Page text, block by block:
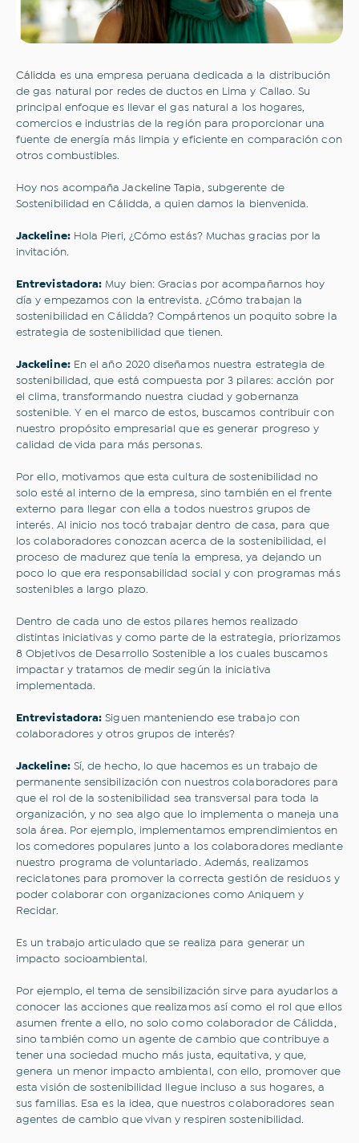
Cálidda es una empresa peruana dedicada a la distribución
de gas natural por redes de ductos en Lima y Callao. Su
principal enfoque es llevar el gas natural a los hogares,
comercios e industrias de la región para proporcionar una
fuente de energía más limpia y eficiente en comparación con
otros combustibles.
Hoy nos acompañaJackeline Tapia
, subgerente de
Sostenibilidad en Cálidda, a quien damos la bienvenida.
Jackeline:Hola Pieri, ¿Cómo estás? Muchas gracias por la
invitación.
Entrevistadora: Muy bien: Gracias por acompañarnos hoy
día y empezamos con la entrevista. ¿Cómo trabajan la
sostenibilidad en Cálidda? Compártenos un poquito sobre la
estrategia de sostenibilidad que tienen.
Jackeline:En el año 2020 diseñamos nuestra estrategia de
sostenibilidad, que está compuesta por 3 pilares: acción por
el clima, transformando nuestra ciudad y gobernanza
sostenible. Y en el marco de estos, buscamos contribuir con
nuestro propósito empresarial que es generar progreso y
calidad de vida para más personas.
Por ello, motivamos que esta cultura de sostenibilidad no
solo esté al interno de la empresa, sino también en el frente
externo para llegar con ella a todos nuestros grupos de
interés. Al inicio nos tocó trabajar dentro de casa, para que
los colaboradores conozcan acerca de la sostenibilidad, el
proceso de madurez que tenía la empresa, ya dejando un
poco lo que era responsabilidad social y con programas más
sostenibles a largo plazo.
Dentro de cada uno de estos pilares hemos realizado
distintas iniciativas y como parte de la estrategia, priorizamos
8 Objetivos de Desarrollo Sostenible a los cuales buscamos
impactar y tratamos de medir según la iniciativa
implementada.
Entrevistadora: Siguen manteniendo ese trabajo con
colaboradores y otros grupos de interés?
Jackeline:Sí, de hecho, lo que hacemos es un trabajo de
permanente sensibilización con nuestros colaboradores para
que el rol de la sostenibilidad sea transversal para toda la
organización, y no sea algo que lo implementa o maneja una
sola área. Por ejemplo, implementamos emprendimientos en
los comedores populares junto a los colaboradores mediante
nuestro programa de voluntariado. Además, realizamos
reciclatones para promover la correcta gestión de residuos y
poder colaborar con organizaciones como Aniquem y
Recidar.
Es un trabajo articulado que se realiza para generar un
impacto socioambiental.
Por ejemplo, el tema de sensibilización sirve para ayudarlos a
conocer las acciones que realizamos así como el rol que ellos
asumen frente a ello, no solo como colaborador de Cálidda,
sino también como un agente de cambio que contribuye a
tener una sociedad mucho más justa, equitativa, y que,
genera un menor impacto ambiental, con ello, promover que
esta visión de sostenibilidad llegue incluso a sus hogares, a
sus familias. Esa es la idea, que nuestros colaboradores sean
agentes de cambio que vivan y respiren sostenibilidad.